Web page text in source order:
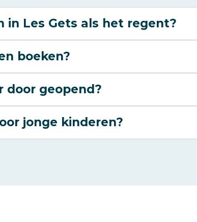
Les Gets als het regent?
boeken?
door geopend?
jonge kinderen?